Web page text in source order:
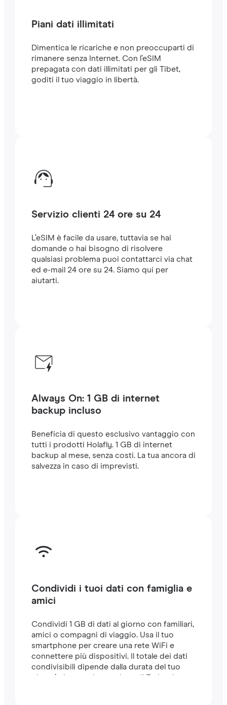
Piani dati illimitati
Dimentica le ricariche e non preoccuparti di
rimanere senza Internet. Con l’eSIM
prepagata con dati illimitati per gli Tibet,
goditi il tuo viaggio in libertà.
Servizio clienti 24 ore su 24
L’eSIM è facile da usare, tuttavia se hai
domande o hai bisogno di risolvere
qualsiasi problema puoi contattarci via chat
ed e-mail 24 ore su 24. Siamo qui per
aiutarti.
Always On: 1 GB di internet
backup incluso
Beneficia di questo esclusivo vantaggio con
tutti i prodotti Holafly. 1 GB di internet
backup al mese, senza costi. La tua ancora di
salvezza in caso di imprevisti.
Condividi i tuoi dati con famiglia e
amici
Condividi 1 GB di dati al giorno con familiari,
amici o compagni di viaggio. Usa il tuo
smartphone per creare una rete WiFi e
connettere più dispositivi. Il totale dei dati
condivisibili dipende dalla durata del tuo
piano (ad esempio, un piano di 7 giorni